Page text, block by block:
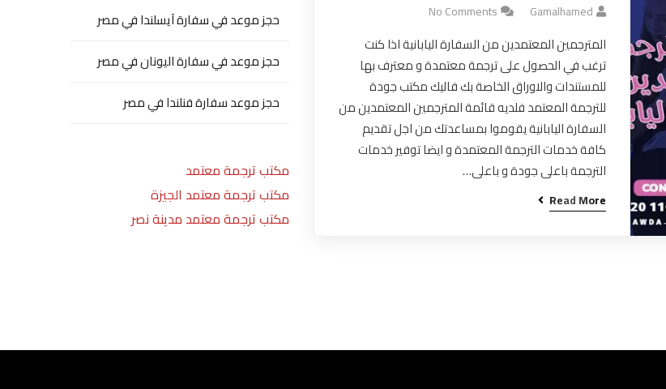
Gamalhamed
No Comments
المترجمين المعتمدين من السفارة اليابانية اذا كنت
ترغب في الحصول على ترجمة معتمدة و معترف بها
للمستندات والاوراق الخاصة بك فاليك مكتب جودة
للترجمة المعتمد فلديه قائمة المترجمين المعتمدين من
السفارة اليابانية يقوموا بمساعدتك من اجل تقديم
كافة خدمات الترجمة المعتمدة و ايضا توفير خدمات
الترجمة باعلى جودة و باعلى…
Read More
حجز موعد في سفارة آيسلندا في مصر
حجز موعد في سفارة اليونان في مصر
حجز موعد سفارة فنلندا في مصر
مكتب ترجمة معتمد
مكتب ترجمة معتمد الجيزة
مكتب ترجمة معتمد مدينة نصر